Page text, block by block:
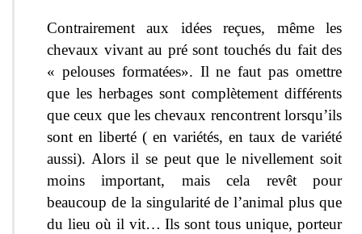
Contrairement aux idées reçues, même les
chevaux vivant au pré sont touchés du fait des
« pelouses formatées». Il ne faut pas omettre
que les herbages sont complètement différents
que ceux que les chevaux rencontrent lorsqu’ils
sont en liberté ( en variétés, en taux de variété
aussi). Alors il se peut que le nivellement soit
moins important, mais cela revêt pour
beaucoup de la singularité de l’animal plus que
du lieu où il vit… Ils sont tous unique, porteur